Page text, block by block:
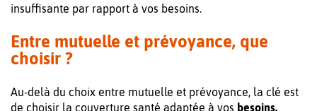
insuffisante par rapport à vos besoins.
Entre mutuelle et prévoyance, que
choisir ?
Au-delà du choix entre mutuelle et prévoyance, la clé est
de choisir la couverture santé adaptée à vos besoins.